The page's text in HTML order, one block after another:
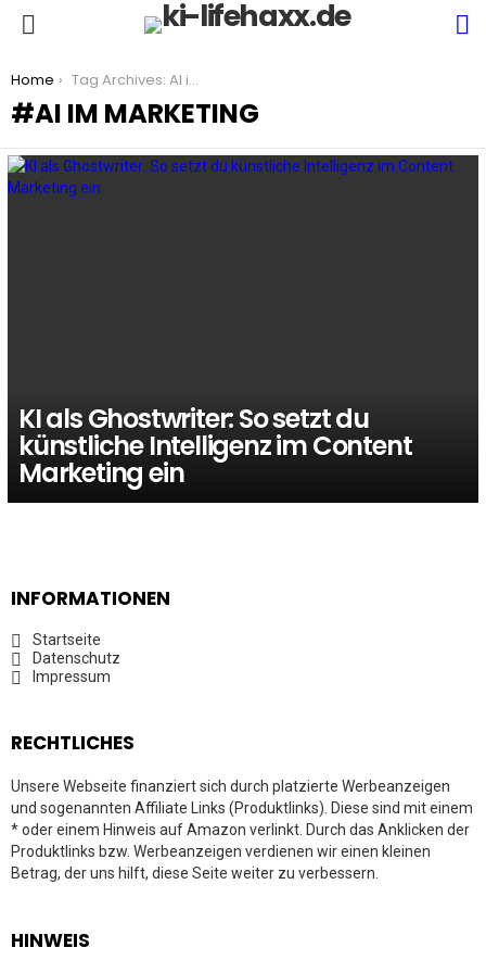
You are here:
Home Tag Archives: AI im Marketing
AI IM MARKETING
LATEST
KI als Ghostwriter: So setzt du
künstliche Intelligenz im Content
Marketing ein
INFORMATIONEN
Startseite
Datenschutz
Impressum
RECHTLICHES
Unsere Webseite finanziert sich durch platzierte Werbeanzeigen
und sogenannten Affiliate Links (Produktlinks). Diese sind mit einem
* oder einem Hinweis auf Amazon verlinkt. Durch das Anklicken der
Produktlinks bzw. Werbeanzeigen verdienen wir einen kleinen
Betrag, der uns hilft, diese Seite weiter zu verbessern.
HINWEIS